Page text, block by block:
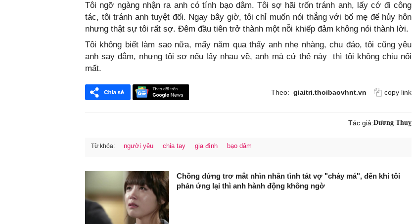
Tôi ngỡ ngàng nhận ra anh có tính bạo dâm. Tôi sợ hãi trốn tránh anh, lấy cớ đi công
tác, tôi tránh anh tuyệt đối. Ngay bây giờ, tôi chỉ muốn nói thẳng với bố mẹ để hủy hôn
nhưng thật sự tôi rất sợ. Đêm đầu tiên trở thành một nỗi khiếp đảm không nói thành lời.
Tôi không biết làm sao nữa, mấy năm qua thấy anh nhẹ nhàng, chu đáo, tôi cũng yêu
anh say đắm, nhưng tôi sợ nếu lấy nhau về, anh mà cứ thế này thì tôi không chịu nổi
mất.
Theo: giaitri.thoibaovhnt.vn copy link
Tác giả:Dương Thuỵ
Từ khóa: người yêu chia tay gia đình bạo dâm
Chồng đứng trơ mắt nhìn nhân tình tát vợ "cháy má", đến khi tôi
phản ứng lại thì anh hành động không ngờ